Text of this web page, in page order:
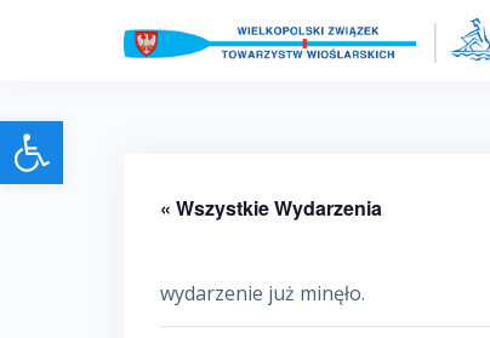
Otwórz pasek narzędzi
« Wszystkie Wydarzenia
wydarzenie już minęło.